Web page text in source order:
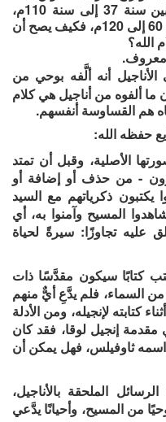
الأناجيل، فبعضهم يضعها ما بين سنة 37 إلى سنة 110م،
وآخَرون يضعونها ما بين عامي 60 إلى 120م، فكيف يصح أن
الله؟
معروف.
أنه ألَّفه بوحي من
ما ألفوه من أناجيل هي كلام
هم القساوسة أنفسهم.
حفظه الله:
الأصلية، وقبل أن تمتد
- من حذف أو إضافة أو
ذكرياتهم مع السيد
المسيح وآمنوا به، أي
عليه تجاوزًا: سيرةً لحياة
كتابًا سيكون مقدَّسًا ذات
من السماء، فلم يدَّعِ أيٌّ منهم
كتابته لإنجيله، ومن الأدلة
إنجيل لوقا، فقد كان
ثاوفيلس، فهل يمكن أن
الملحقة بالأناجيل،
من المسيح، وأحيانًا يدَّعي